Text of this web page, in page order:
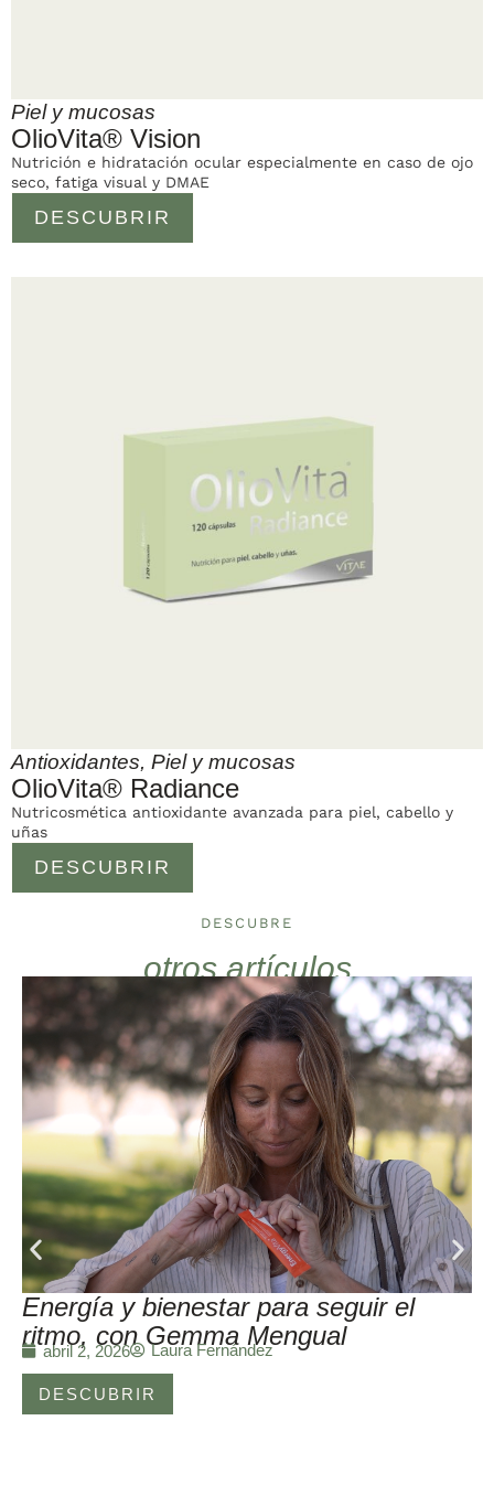
Piel y mucosas
OlioVita® Vision
DESCUBRIR
Nutrición e hidratación ocular especialmente en caso de ojo
seco, fatiga visual y DMAE
Antioxidantes, Piel y mucosas
OlioVita® Radiance
DESCUBRIR
Nutricosmética antioxidante avanzada para piel, cabello y
uñas
DESCUBRE
otros artículos
Energía y bienestar para seguir el
ritmo, con Gemma Mengual
abril 2, 2026 Laura Fernández
DESCUBRIR